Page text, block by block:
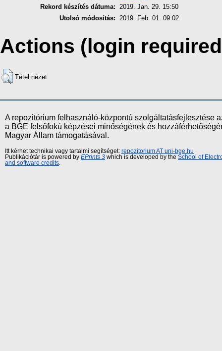
Rekord készítés dátuma: 2019. Jan. 29. 15:50
Utolsó módosítás: 2019. Feb. 01. 09:02
Actions (login
Tétel nézet
A repozitórium felhasználó-központú szolgáltatásfejlesztése
a BGE felsőfokú képzései minőségének és
Magyar Állam támogatásával.
Itt kérhet technikai vagy tartalmi segítséget: repozitorium AT uni-bge.hu
Publikációtár is powered by EPrints 3 which is developed by the School of
and software credits.